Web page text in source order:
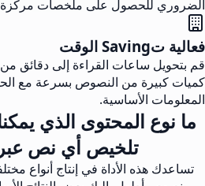
الضروري للحصول على ملخصات
فعالية تSaving الوقت
قم بتحويل ساعات القراءة إلى دقائق
كميات كبيرة من النصوص بسرعة مع
المعلومات الأساسية.
ما نوع المحتوى الذي
تلخيص أي نص عبر
تساعدك هذه الأداة في إنتاج أنواع